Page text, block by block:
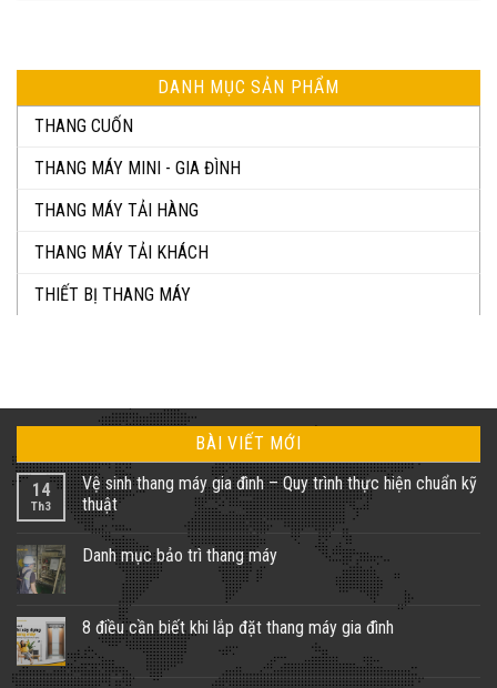
DANH MỤC SẢN PHẨM
THANG CUỐN
THANG MÁY MINI - GIA ĐÌNH
THANG MÁY TẢI HÀNG
THANG MÁY TẢI KHÁCH
THIẾT BỊ THANG MÁY
BÀI VIẾT MỚI
14
Th3
Vệ sinh thang máy gia đình – Quy trình thực hiện chuẩn kỹ
thuật
Danh mục bảo trì thang máy
8 điều cần biết khi lắp đặt thang máy gia đình